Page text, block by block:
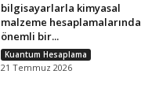
bilgisayarlarla kimyasal
malzeme hesaplamalarında
önemli bir...
Kuantum Hesaplama
21 Temmuz 2026